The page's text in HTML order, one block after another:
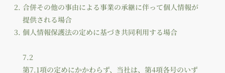
合併その他の事由による事業の承継に伴って個人情報が
提供される場合
個人情報保護法の定めに基づき共同利用する場合
7.2
第7.1項の定めにかかわらず、当社は、第4項各号のいず